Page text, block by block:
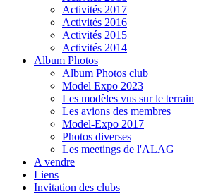
Activités 2017
Activités 2016
Activités 2015
Activités 2014
Album Photos
Album Photos club
Model Expo 2023
Les modèles vus sur le terrain
Les avions des membres
Model-Expo 2017
Photos diverses
Les meetings de l'ALAG
A vendre
Liens
Invitation des clubs